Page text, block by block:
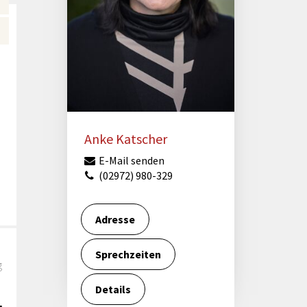
Förderungen von Bund und Land
Wald & Forst
Anke Katscher
E-Mail senden
(02972) 980-329
Adresse
Sprechzeiten
Details